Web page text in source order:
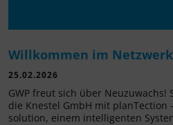
Willkommen im Netzwerk
25.02.2026
GWP freut sich über Neuzuwachs!
die Knestel GmbH mit planTection
solution, einem intelligenten